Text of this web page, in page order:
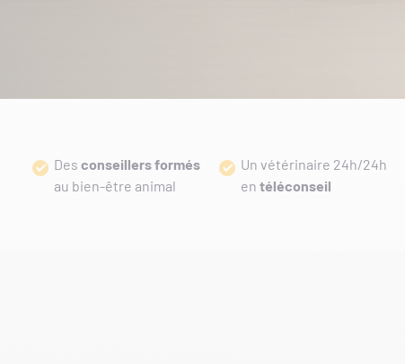
Des conseillers formés
au bien-être animal
Un vétérinaire 24h/24h
en téléconseil